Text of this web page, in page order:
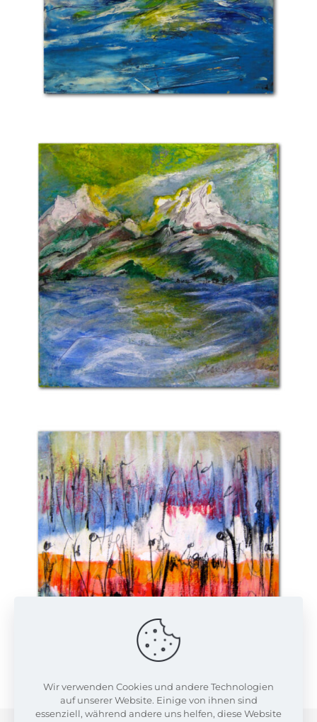
Wir verwenden Cookies und andere Technologien
auf unserer Website. Einige von ihnen sind
essenziell, während andere uns helfen, diese Website